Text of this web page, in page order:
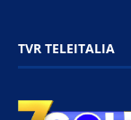
TVR TELEITALIA